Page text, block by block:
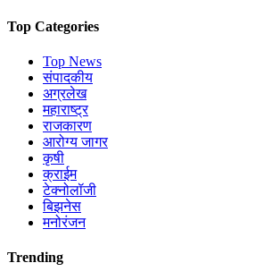
Top Categories
Top News
संपादकीय
अग्रलेख
महाराष्ट्र
राजकारण
आरोग्य जागर
कृषी
क्राईम
टेक्नोलॉजी
बिझनेस
मनोरंजन
Trending